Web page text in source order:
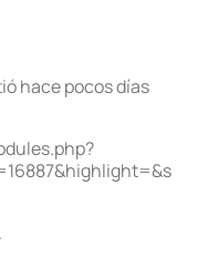
hace pocos días